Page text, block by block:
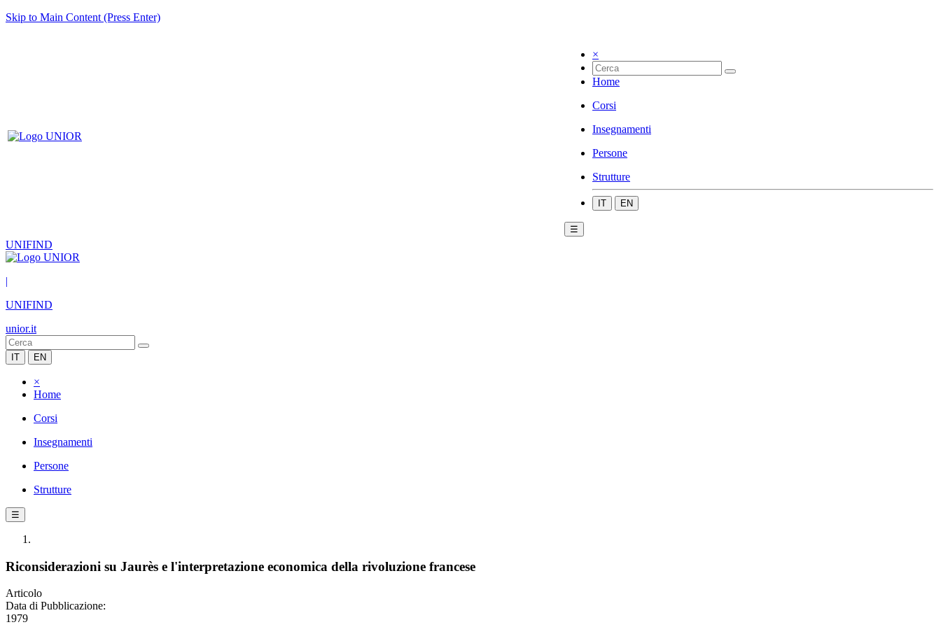
Skip to Main Content (Press Enter)
×
Home
Corsi
Insegnamenti
Persone
Strutture
IT EN
☰
UNIFIND
|
UNIFIND
unior.it
IT EN
×
Home
Corsi
Insegnamenti
Persone
Strutture
☰
Riconsiderazioni su Jaurès e l'interpretazione economica della rivoluzione francese
Articolo
Data di Pubblicazione:
1979